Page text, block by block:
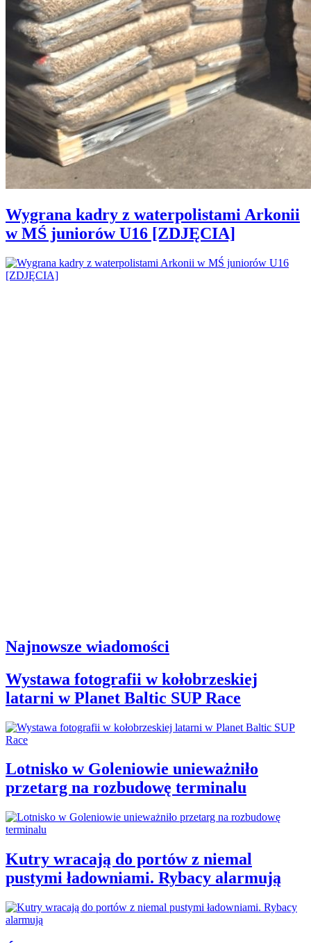
Wygrana kadry z waterpolistami Arkonii
w MŚ juniorów U16 [ZDJĘCIA]
Najnowsze wiadomości
Wystawa fotografii w kołobrzeskiej
latarni w Planet Baltic SUP Race
Lotnisko w Goleniowie unieważniło
przetarg na rozbudowę terminalu
Kutry wracają do portów z niemal
pustymi ładowniami. Rybacy alarmują